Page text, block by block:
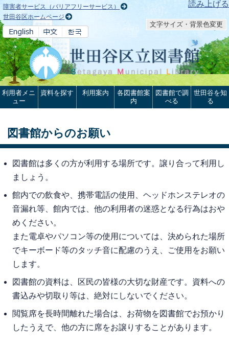
本文へ 読み上げる
障害者サービス（バリアフリーサービス）
世田谷区ホームページ
文字サイズ・背景色変更
利用者メニ
ュー
資料を探す 利用案内
各図書館案
内
図書館で調
べる
世田谷を知
る
図書館からのお願い
図書館は多くの方が利用する場所です。譲り合って利用し
ましょう。
館内での飲食や、携帯電話の使用、ヘッドホンステレオの
音漏れ等、館内では、他の利用者の迷惑となる行為はおや
めください。
また電卓やパソコン等の使用については、決められた場所
でキーボード等のタッチ音に配慮のうえ、ご使用をお願い
します。
図書館の資料は、区民の皆様の大切な財産です。資料への
書込みや切取り等は、絶対にしないでください。
閲覧席を長時間離れた場合は、お荷物を図書館でお預かり
したうえで、他の方に席をお譲りすることがあります。